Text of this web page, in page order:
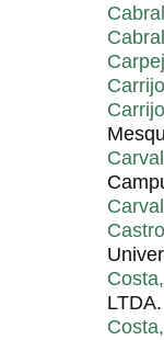
LTDA.